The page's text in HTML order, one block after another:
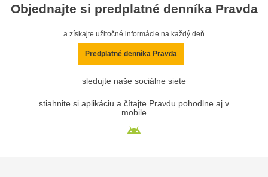
Objednajte si predplatné denníka Pravda
a získajte užitočné informácie na každý deň
Predplatné denníka Pravda
sledujte naše sociálne siete
stiahnite si aplikáciu a čítajte Pravdu pohodlne aj v
mobile